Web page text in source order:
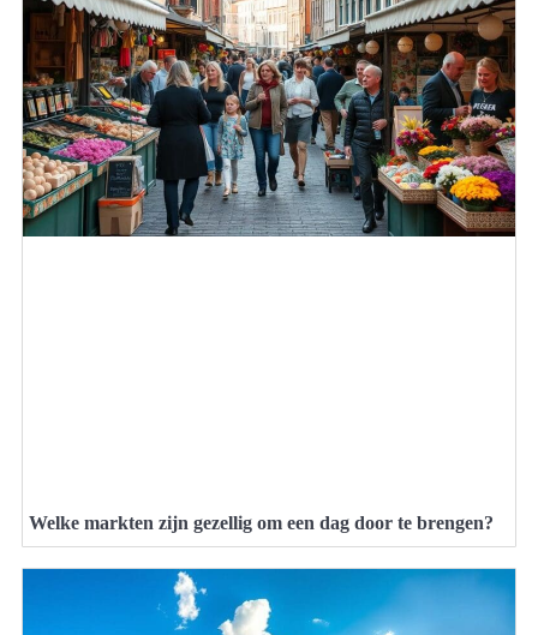
Welke markten zijn gezellig om een dag door te brengen?